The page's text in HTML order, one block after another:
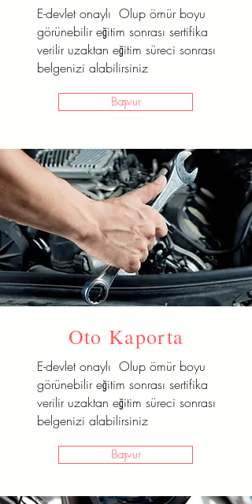
Başvur
E-devlet onaylı Olup ömür boyu
görünebilir eğitim sonrası sertifika
verilir uzaktan eğitim süreci sonrası
belgenizi alabilirsiniz
Başvur
Oto Kaporta
E-devlet onaylı Olup ömür boyu
görünebilir eğitim sonrası sertifika
verilir uzaktan eğitim süreci sonrası
belgenizi alabilirsiniz
Başvur